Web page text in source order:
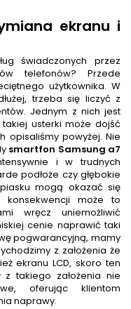
ekranu i
świadczonych przez
telefonów? Przede
użytkownika. W
trzeba się liczyć z
Jednym z nich jest
usterki może dojść
opisaliśmy powyżej. Nie
smartfon Samsung a7
i w trudnych
podłoże czy głębokie
mogą okazać się
może to
wręcz uniemożliwić
cenie naprawić taki
pogwarancyjną, mamy
z założenia że
ekranu LCD, skoro ten
z takiego założenia nie
oferując klientom
naprawy.